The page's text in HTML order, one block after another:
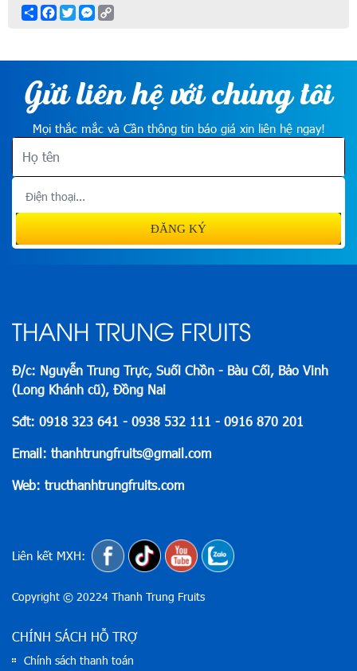
ShareFacebook
TwitterMessenger
Gửi liên hệ với chúng tôi
Mọi thắc mắc và Cần thông tin báo giá xin liên hệ ngay!
THANH TRUNG FRUITS
Đ/c: Nguyễn Trung Trực, Suối Chồn - Bàu Cối, Bảo Vinh
(Long Khánh cũ), Đồng Nai
Sđt: 0918 323 641 - 0938 532 111 - 0916 870 201
Email: thanhtrungfruits@gmail.com
Web: tructhanhtrungfruits.com
Liên kết MXH:
Copyright © 20224 Thanh Trung Fruits
CHÍNH SÁCH HỖ TRỢ
Chính sách thanh toán